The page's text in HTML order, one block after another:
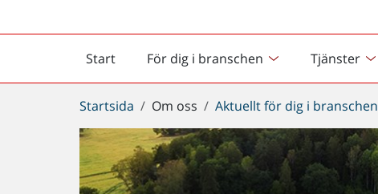
Start
Startsida För dig i branschen Tjänster
Du
är
här:
Startsida Om oss Aktuellt för dig i branschen